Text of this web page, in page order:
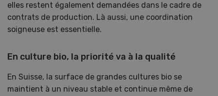
elles restent également demandées dans le cadre de
contrats de production. Là aussi, une coordination
soigneuse est essentielle.
En culture bio, la priorité va à la qualité
En Suisse, la surface de grandes cultures bio se
maintient à un niveau stable et continue même de